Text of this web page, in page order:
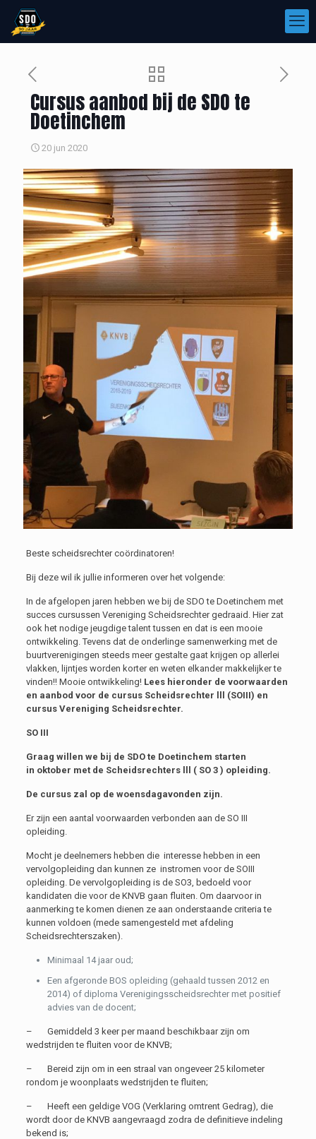
Cursus aanbod bij de SDO te
Doetinchem
20 jun 2020
Beste scheidsrechter coördinatoren!
Bij deze wil ik jullie informeren over het volgende:
In de afgelopen jaren hebben we bij de SDO te Doetinchem met
succes cursussen Vereniging Scheidsrechter gedraaid. Hier zat
ook het nodige jeugdige talent tussen en dat is een mooie
ontwikkeling. Tevens dat de onderlinge samenwerking met de
buurtverenigingen steeds meer gestalte gaat krijgen op allerlei
vlakken, lijntjes worden korter en weten elkander makkelijker te
vinden!! Mooie ontwikkeling! Lees hieronder de voorwaarden
en aanbod voor de cursus Scheidsrechter lll (SOIII) en
cursus Vereniging Scheidsrechter.
SO III
Graag willen we bij de SDO te Doetinchem starten
in oktober met de Scheidsrechters lll ( SO 3 ) opleiding.
De cursus zal op de woensdagavonden zijn.
Er zijn een aantal voorwaarden verbonden aan de SO III
opleiding.
Mocht je deelnemers hebben die interesse hebben in een
vervolgopleiding dan kunnen ze instromen voor de SOIII
opleiding. De vervolgopleiding is de SO3, bedoeld voor
kandidaten die voor de KNVB gaan fluiten. Om daarvoor in
aanmerking te komen dienen ze aan onderstaande criteria te
kunnen voldoen (mede samengesteld met afdeling
Scheidsrechterszaken).
Minimaal 14 jaar oud;
Een afgeronde BOS opleiding (gehaald tussen 2012 en
2014) of diploma Verenigingsscheidsrechter met positief
advies van de docent;
– Gemiddeld 3 keer per maand beschikbaar zijn om
wedstrijden te fluiten voor de KNVB;
– Bereid zijn om in een straal van ongeveer 25 kilometer
rondom je woonplaats wedstrijden te fluiten;
– Heeft een geldige VOG (Verklaring omtrent Gedrag), die
wordt door de KNVB aangevraagd zodra de definitieve indeling
bekend is;